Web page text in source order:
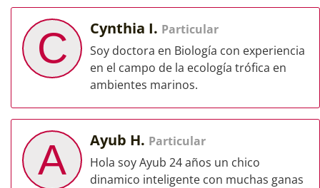
C Cynthia I. Particular
Soy doctora en Biología con experiencia
en el campo de la ecología trófica en
ambientes marinos.
A Ayub H. Particular
Hola soy Ayub 24 años un chico
dinamico inteligente con muchas ganas